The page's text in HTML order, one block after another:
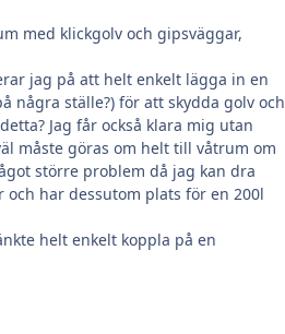
med klickgolv och gipsväggar,
jag på att helt enkelt lägga in en
några ställe?) för att skydda golv och
Jag får också klara mig utan
måste göras om helt till våtrum om
större problem då jag kan dra
har dessutom plats för en 200l
helt enkelt koppla på en